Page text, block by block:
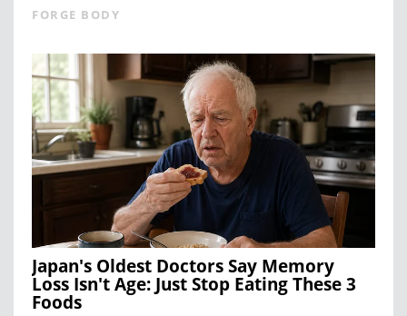
FORGE BODY
Japan's Oldest Doctors Say Memory
Loss Isn't Age: Just Stop Eating These 3
Foods